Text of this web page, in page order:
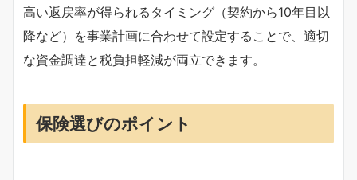
高い返戻率が得られるタイミング（契約から10年目以
降など）を事業計画に合わせて設定することで、適切
な資金調達と税負担軽減が両立できます。
保険選びのポイント